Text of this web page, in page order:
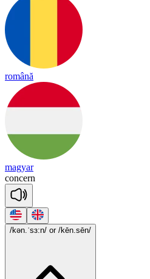
română
magyar
concern
/kən.ˈsɜ:n/ or /kēn.sēn/